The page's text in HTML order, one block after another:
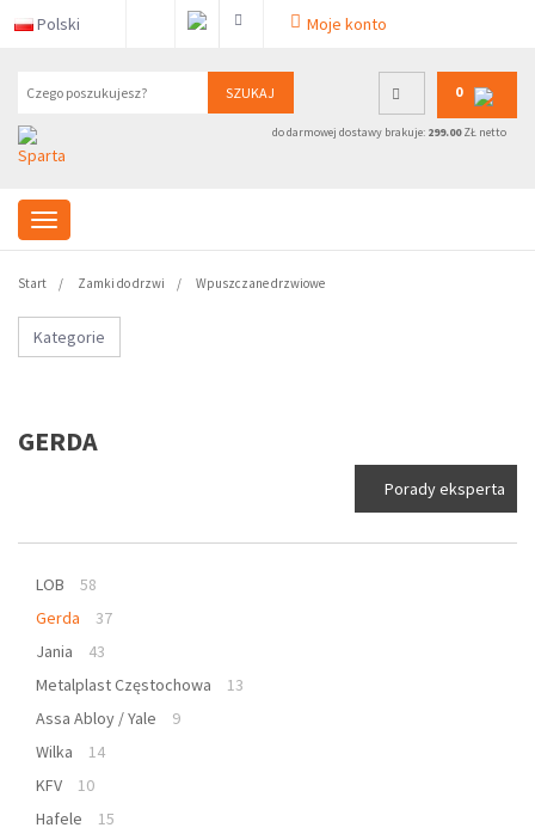
Polski Moje konto
SZUKAJ 0
do darmowej dostawy brakuje: 299.00ZŁ netto
Start Zamki do drzwi Wpuszczane drzwiowe
Kategorie
GERDA
Porady eksperta
LOB
58
Gerda
37
Jania
43
Metalplast Częstochowa
13
Assa Abloy / Yale
9
Wilka
14
KFV
10
Hafele
15